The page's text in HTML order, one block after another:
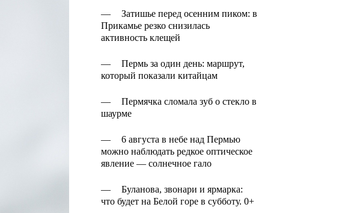
—
Затишье перед осенним пиком: в
Прикамье резко снизилась
активность клещей
—
Пермь за один день: маршрут,
который показали китайцам
—
Пермячка сломала зуб о стекло в
шаурме
—
6 августа в небе над Пермью
можно наблюдать редкое оптическое
явление — солнечное гало
—
Буланова, звонари и ярмарка:
что будет на Белой горе в субботу. 0+